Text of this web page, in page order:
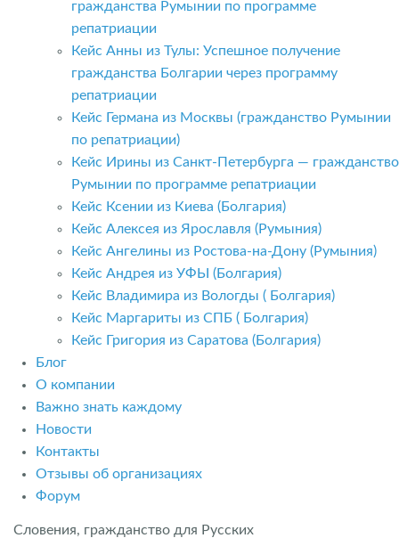
гражданства Румынии по программе
репатриации
Кейс Анны из Тулы: Успешное получение
гражданства Болгарии через программу
репатриации
Кейс Германа из Москвы (гражданство Румынии
по репатриации)
Кейс Ирины из Санкт-Петербурга — гражданство
Румынии по программе репатриации
Кейс Ксении из Киева (Болгария)
Кейс Алексея из Ярославля (Румыния)
Кейс Ангелины из Ростова-на-Дону (Румыния)
Кейс Андрея из УФЫ (Болгария)
Кейс Владимира из Вологды ( Болгария)
Кейс Маргариты из СПБ ( Болгария)
Кейс Григория из Саратова (Болгария)
Блог
О компании
Важно знать каждому
Новости
Контакты
Отзывы об организациях
Форум
Словения, гражданство для Русских